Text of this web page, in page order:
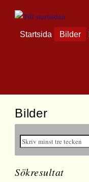
Startsida Bilder
Bilder
Sökresultat